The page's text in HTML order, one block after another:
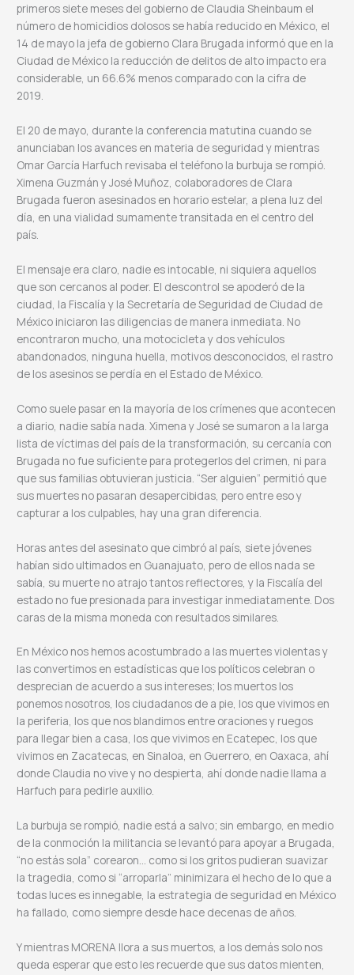
primeros siete meses del gobierno de Claudia Sheinbaum el
número de homicidios dolosos se había reducido en México, el
14 de mayo la jefa de gobierno Clara Brugada informó que en la
Ciudad de México la reducción de delitos de alto impacto era
considerable, un 66.6% menos comparado con la cifra de
2019.
El 20 de mayo, durante la conferencia matutina cuando se
anunciaban los avances en materia de seguridad y mientras
Omar García Harfuch revisaba el teléfono la burbuja se rompió.
Ximena Guzmán y José Muñoz, colaboradores de Clara
Brugada fueron asesinados en horario estelar, a plena luz del
día, en una vialidad sumamente transitada en el centro del
país.
El mensaje era claro, nadie es intocable, ni siquiera aquellos
que son cercanos al poder. El descontrol se apoderó de la
ciudad, la Fiscalía y la Secretaría de Seguridad de Ciudad de
México iniciaron las diligencias de manera inmediata. No
encontraron mucho, una motocicleta y dos vehículos
abandonados, ninguna huella, motivos desconocidos, el rastro
de los asesinos se perdía en el Estado de México.
Como suele pasar en la mayoría de los crímenes que acontecen
a diario, nadie sabía nada. Ximena y José se sumaron a la larga
lista de víctimas del país de la transformación, su cercanía con
Brugada no fue suficiente para protegerlos del crimen, ni para
que sus familias obtuvieran justicia. “Ser alguien” permitió que
sus muertes no pasaran desapercibidas, pero entre eso y
capturar a los culpables, hay una gran diferencia.
Horas antes del asesinato que cimbró al país, siete jóvenes
habían sido ultimados en Guanajuato, pero de ellos nada se
sabía, su muerte no atrajo tantos reflectores, y la Fiscalía del
estado no fue presionada para investigar inmediatamente. Dos
caras de la misma moneda con resultados similares.
En México nos hemos acostumbrado a las muertes violentas y
las convertimos en estadísticas que los políticos celebran o
desprecian de acuerdo a sus intereses; los muertos los
ponemos nosotros, los ciudadanos de a pie, los que vivimos en
la periferia, los que nos blandimos entre oraciones y ruegos
para llegar bien a casa, los que vivimos en Ecatepec, los que
vivimos en Zacatecas, en Sinaloa, en Guerrero, en Oaxaca, ahí
donde Claudia no vive y no despierta, ahí donde nadie llama a
Harfuch para pedirle auxilio.
La burbuja se rompió, nadie está a salvo; sin embargo, en medio
de la conmoción la militancia se levantó para apoyar a Brugada,
“no estás sola” corearon… como si los gritos pudieran suavizar
la tragedia, como si “arroparla” minimizara el hecho de lo que a
todas luces es innegable, la estrategia de seguridad en México
ha fallado, como siempre desde hace decenas de años.
Y mientras MORENA llora a sus muertos, a los demás solo nos
queda esperar que esto les recuerde que sus datos mienten,